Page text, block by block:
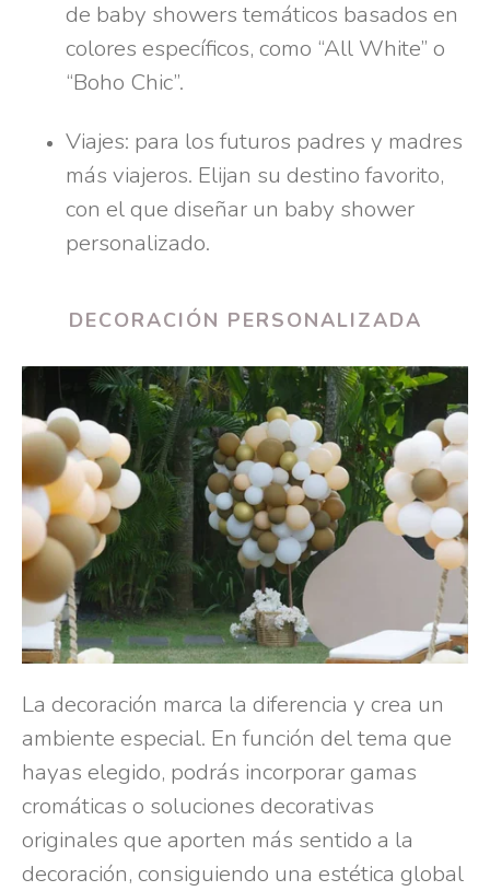
de baby showers temáticos basados en
colores específicos, como “All White” o
“Boho Chic”.
Viajes: para los futuros padres y madres
más viajeros. Elijan su destino favorito,
con el que diseñar un baby shower
personalizado.
DECORACIÓN PERSONALIZADA
La decoración marca la diferencia y crea un
ambiente especial. En función del tema que
hayas elegido, podrás incorporar gamas
cromáticas o soluciones decorativas
originales que aporten más sentido a la
decoración, consiguiendo una estética global